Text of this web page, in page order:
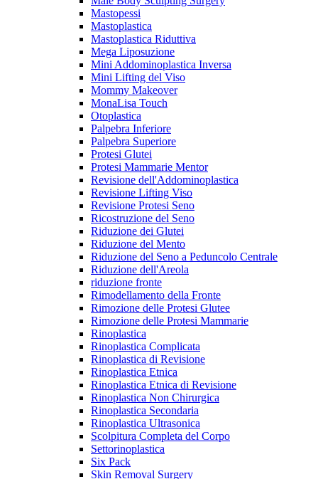
Mastopessi
Mastoplastica
Mastoplastica Riduttiva
Mega Liposuzione
Mini Addominoplastica Inversa
Mini Lifting del Viso
Mommy Makeover
MonaLisa Touch
Otoplastica
Palpebra Inferiore
Palpebra Superiore
Protesi Glutei
Protesi Mammarie Mentor
Revisione dell'Addominoplastica
Revisione Lifting Viso
Revisione Protesi Seno
Ricostruzione del Seno
Riduzione dei Glutei
Riduzione del Mento
Riduzione del Seno a Peduncolo Centrale
Riduzione dell'Areola
riduzione fronte
Rimodellamento della Fronte
Rimozione delle Protesi Glutee
Rimozione delle Protesi Mammarie
Rinoplastica
Rinoplastica Complicata
Rinoplastica di Revisione
Rinoplastica Etnica
Rinoplastica Etnica di Revisione
Rinoplastica Non Chirurgica
Rinoplastica Secondaria
Rinoplastica Ultrasonica
Scolpitura Completa del Corpo
Settorinoplastica
Six Pack
Skin Removal Surgery